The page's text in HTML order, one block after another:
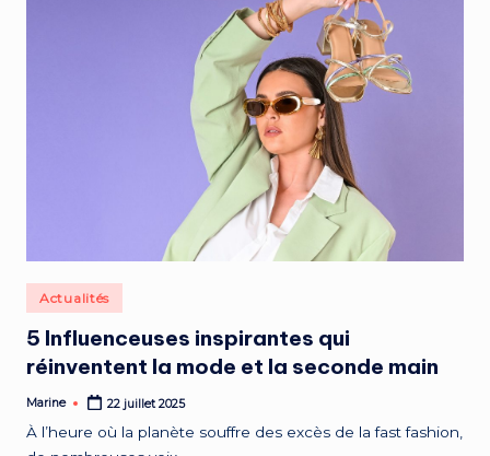
Posted
in
Actualités
5 Influenceuses inspirantes qui
réinventent la mode et la seconde main
Posted
Marine 22 juillet 2025
À l’heure où la planète souffre des excès de la fast fashion,